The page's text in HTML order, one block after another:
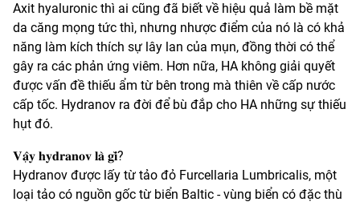
Axit hyaluronic thì ai cũng đã biết về hiệu quả làm bề mặt
da căng mọng tức thì, nhưng nhược điểm của nó là có khả
năng làm kích thích sự lây lan của mụn, đồng thời có thể
gây ra các phản ứng viêm. Hơn nữa, HA không giải quyết
được vấn đề thiếu ẩm từ bên trong mà thiên về cấp nước
cấp tốc. Hydranov ra đời để bù đắp cho HA những sự thiếu
hụt đó.
𝐕𝐚̣̂𝐲 𝐡𝐲𝐝𝐫𝐚𝐧𝐨𝐯 𝐥𝐚̀ 𝐠𝐢̀?
Hydranov được lấy từ tảo đỏ Furcellaria Lumbricalis, một
loại tảo có nguồn gốc từ biển Baltic - vùng biển có đặc thù